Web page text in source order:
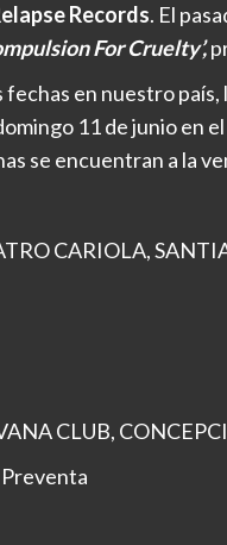
Records. El
For Cruelty’,
fechas en nuestro país,
11 de junio en el
se encuentran a la
CARIOLA,
CLUB,